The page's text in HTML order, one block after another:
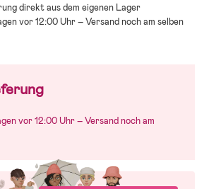
direkt aus dem eigenen Lager
vor 12:00 Uhr – Versand noch am selben
vor 12:00 Uhr – Versand noch am